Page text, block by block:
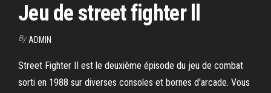
Jeu de street fighter ll
By ADMIN
Street Fighter II est le deuxième épisode du jeu de combat
sorti en 1988 sur diverses consoles et bornes d'arcade. Vous